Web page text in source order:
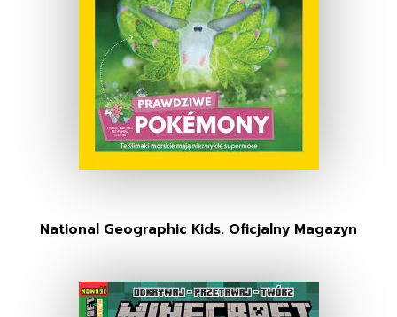
National Geographic Kids. Oficjalny Magazyn